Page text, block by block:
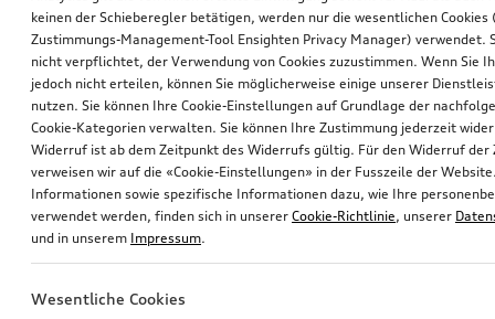
keinen der Schieberegler betätigen, werden nur die wesentlichen Cookies
Zustimmungs-Management-Tool Ensighten Privacy Manager) verwendet.
nicht verpflichtet, der Verwendung von Cookies zuzustimmen. Wenn Sie
jedoch nicht erteilen, können Sie möglicherweise einige unserer
nutzen. Sie können Ihre Cookie-Einstellungen auf Grundlage der
Cookie-Kategorien verwalten. Sie können Ihre Zustimmung jederzeit
Widerruf ist ab dem Zeitpunkt des Widerrufs gültig. Für den Widerruf der
verweisen wir auf die «Cookie-Einstellungen» in der Fusszeile der
Informationen sowie spezifische Informationen dazu, wie Ihre
verwendet werden, finden sich in unserer Cookie-Richtlinie, unserer
und in unserem Impressum.
Wesentliche Cookies